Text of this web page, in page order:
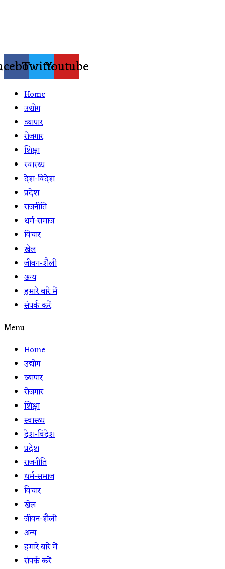
TwitterYoutube
Home
उद्योग
व्यापार
रोजगार
शिक्षा
स्वास्थ्य
देश-विदेश
प्रदेश
राजनीति
धर्म-समाज
विचार
खेल
जीवन-शैली
अन्य
हमारे बारे में
संपर्क करें
Menu
Home
उद्योग
व्यापार
रोजगार
शिक्षा
स्वास्थ्य
देश-विदेश
प्रदेश
राजनीति
धर्म-समाज
विचार
खेल
जीवन-शैली
अन्य
हमारे बारे में
संपर्क करें